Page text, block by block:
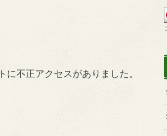
に不正アクセスがありました。